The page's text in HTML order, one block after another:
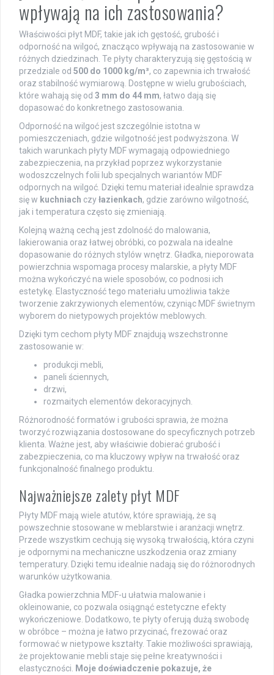
wpływają na ich zastosowania?
Właściwości płyt MDF, takie jak ich gęstość, grubość i
odporność na wilgoć, znacząco wpływają na zastosowanie w
różnych dziedzinach. Te płyty charakteryzują się gęstością w
przedziale od 500 do 1000 kg/m³, co zapewnia ich trwałość
oraz stabilność wymiarową. Dostępne w wielu grubościach,
które wahają się od 3 mm do 44 mm, łatwo dają się
dopasować do konkretnego zastosowania.
Odporność na wilgoć jest szczególnie istotna w
pomieszczeniach, gdzie wilgotność jest podwyższona. W
takich warunkach płyty MDF wymagają odpowiedniego
zabezpieczenia, na przykład poprzez wykorzystanie
wodoszczelnych folii lub specjalnych wariantów MDF
odpornych na wilgoć. Dzięki temu materiał idealnie sprawdza
się w kuchniach czyłazienkach, gdzie zarówno wilgotność,
jak i temperatura często się zmieniają.
Kolejną ważną cechą jest zdolność do malowania,
lakierowania oraz łatwej obróbki, co pozwala na idealne
dopasowanie do różnych stylów wnętrz. Gładka, nieporowata
powierzchnia wspomaga procesy malarskie, a płyty MDF
można wykończyć na wiele sposobów, co podnosi ich
estetykę. Elastyczność tego materiału umożliwia także
tworzenie zakrzywionych elementów, czyniąc MDF świetnym
wyborem do nietypowych projektów meblowych.
Dzięki tym cechom płyty MDF znajdują wszechstronne
zastosowanie w:
produkcji mebli,
paneli ściennych,
drzwi,
rozmaitych elementów dekoracyjnych.
Różnorodność formatów i grubości sprawia, że można
tworzyć rozwiązania dostosowane do specyficznych potrzeb
klienta. Ważne jest, aby właściwie dobierać grubość i
zabezpieczenia, co ma kluczowy wpływ na trwałość oraz
funkcjonalność finalnego produktu.
Najważniejsze zalety płyt MDF
Płyty MDF mają wiele atutów, które sprawiają, że są
powszechnie stosowane w meblarstwie i aranżacji wnętrz.
Przede wszystkim cechują się wysoką trwałością, która czyni
je odpornymi na mechaniczne uszkodzenia oraz zmiany
temperatury. Dzięki temu idealnie nadają się do różnorodnych
warunków użytkowania.
Gładka powierzchnia MDF-u ułatwia malowanie i
okleinowanie, co pozwala osiągnąć estetyczne efekty
wykończeniowe. Dodatkowo, te płyty oferują dużą swobodę
w obróbce – można je łatwo przycinać, frezować oraz
formować w nietypowe kształty. Takie możliwości sprawiają,
że projektowanie mebli staje się pełne kreatywności i
elastyczności. Moje doświadczenie pokazuje, że